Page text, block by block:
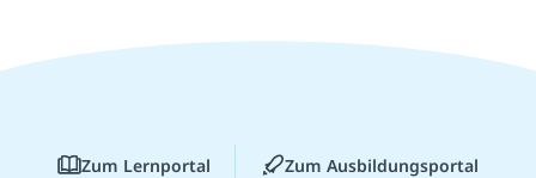
Zum Lernportal Zum Ausbildungsportal